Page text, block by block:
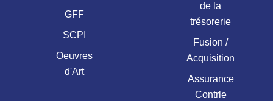
GFF
SCPI
Oeuvres
d'Art
de la
trésorerie
Fusion /
Acquisition
Assurance
Contrle